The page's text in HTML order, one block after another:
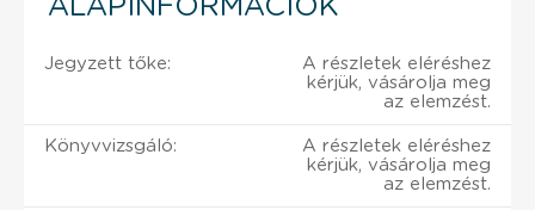
ALAPINFORMÁCIÓK
Jegyzett tőke:
A részletek eléréshez
kérjük, vásárolja meg
az elemzést.
Könyvvizsgáló:
A részletek eléréshez
kérjük, vásárolja meg
az elemzést.